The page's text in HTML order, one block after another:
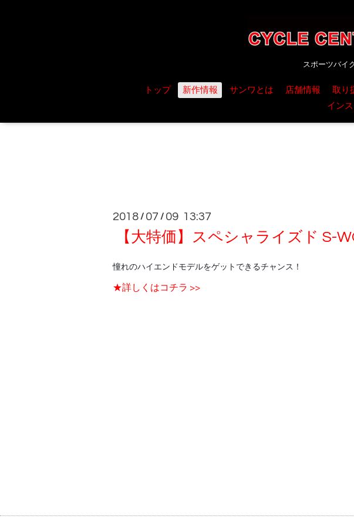
スポーツバイ
トップ 新作情報 サンワとは 店舗情報 取り
イン
2018 / 07 / 09 13:37
【大特価】スペシャライズド S-
憧れのハイエンドモデルをゲットできるチャンス！
★詳しくはコチラ >>